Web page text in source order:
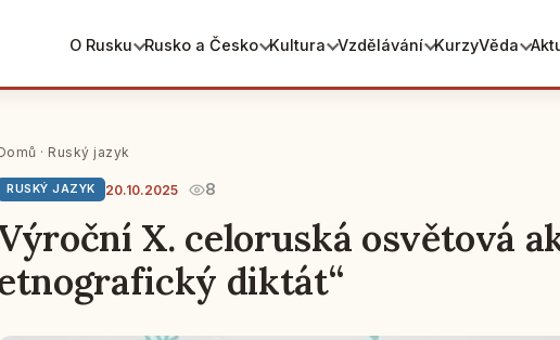
O Rusku Rusko a Česko Kultura Vzdělávání KurzyVěda
· Ruský jazyk
RUSKÝ JAZYK 20.10.2025 8
X. celoruská osvětová
diktát“